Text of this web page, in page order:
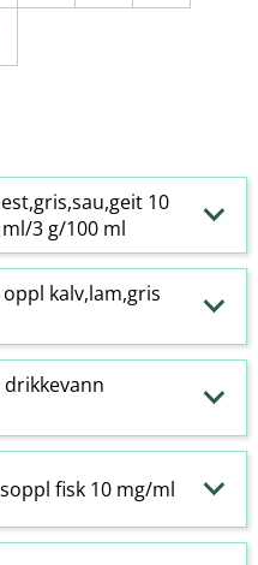
10
3 g/100 ml
kalv,lam,gris
fisk 10 mg/ml